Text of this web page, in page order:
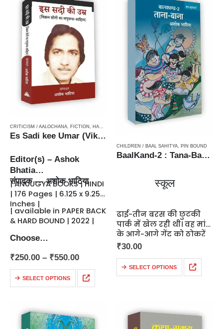
CRITICISM / AALOCHANA FICTION HARD BOUND NEW RELEASES
Es Sadi kee Umar (Vikram Soni ka Laghukatha-Sahitya) / इस सदी की उम्र (विक्रम सोनी का लघुकथा-साहित्य)
Editor(s) – Ashok
Bhatia
संपादक — अशोक भाटिया
| ANUUGYA BOOKS | HINDI
| 176 Pages | 6.125 x 9.25
Inches |
| available in PAPER BACK
& HARD BOUND | 2022 |
Choose…
₹250.00 – ₹550.00
SELECT OPTIONS
CHILDREN / BAAL SAHITYA PIN BOUND
BaalKand-2 : Tana-Bana / बालकाण्ड-2 : ताना-बाना
स्कूल
ढाई-तीन बरस की छुटकी
पार्क में खेल रही थी। वह मां
के आगे-आगे गेंद को ठोकरें
मारती हंसती हुई आगे बढ़ती
सामने एक बच्चे…
₹30.00
SELECT OPTIONS